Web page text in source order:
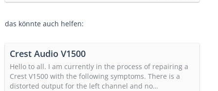
das könnte auch helfen:
Crest Audio V1500
Hello to all. I am currently in the process of repairing a
Crest V1500 with the following symptoms. There is a
distorted output for the left channel and no…